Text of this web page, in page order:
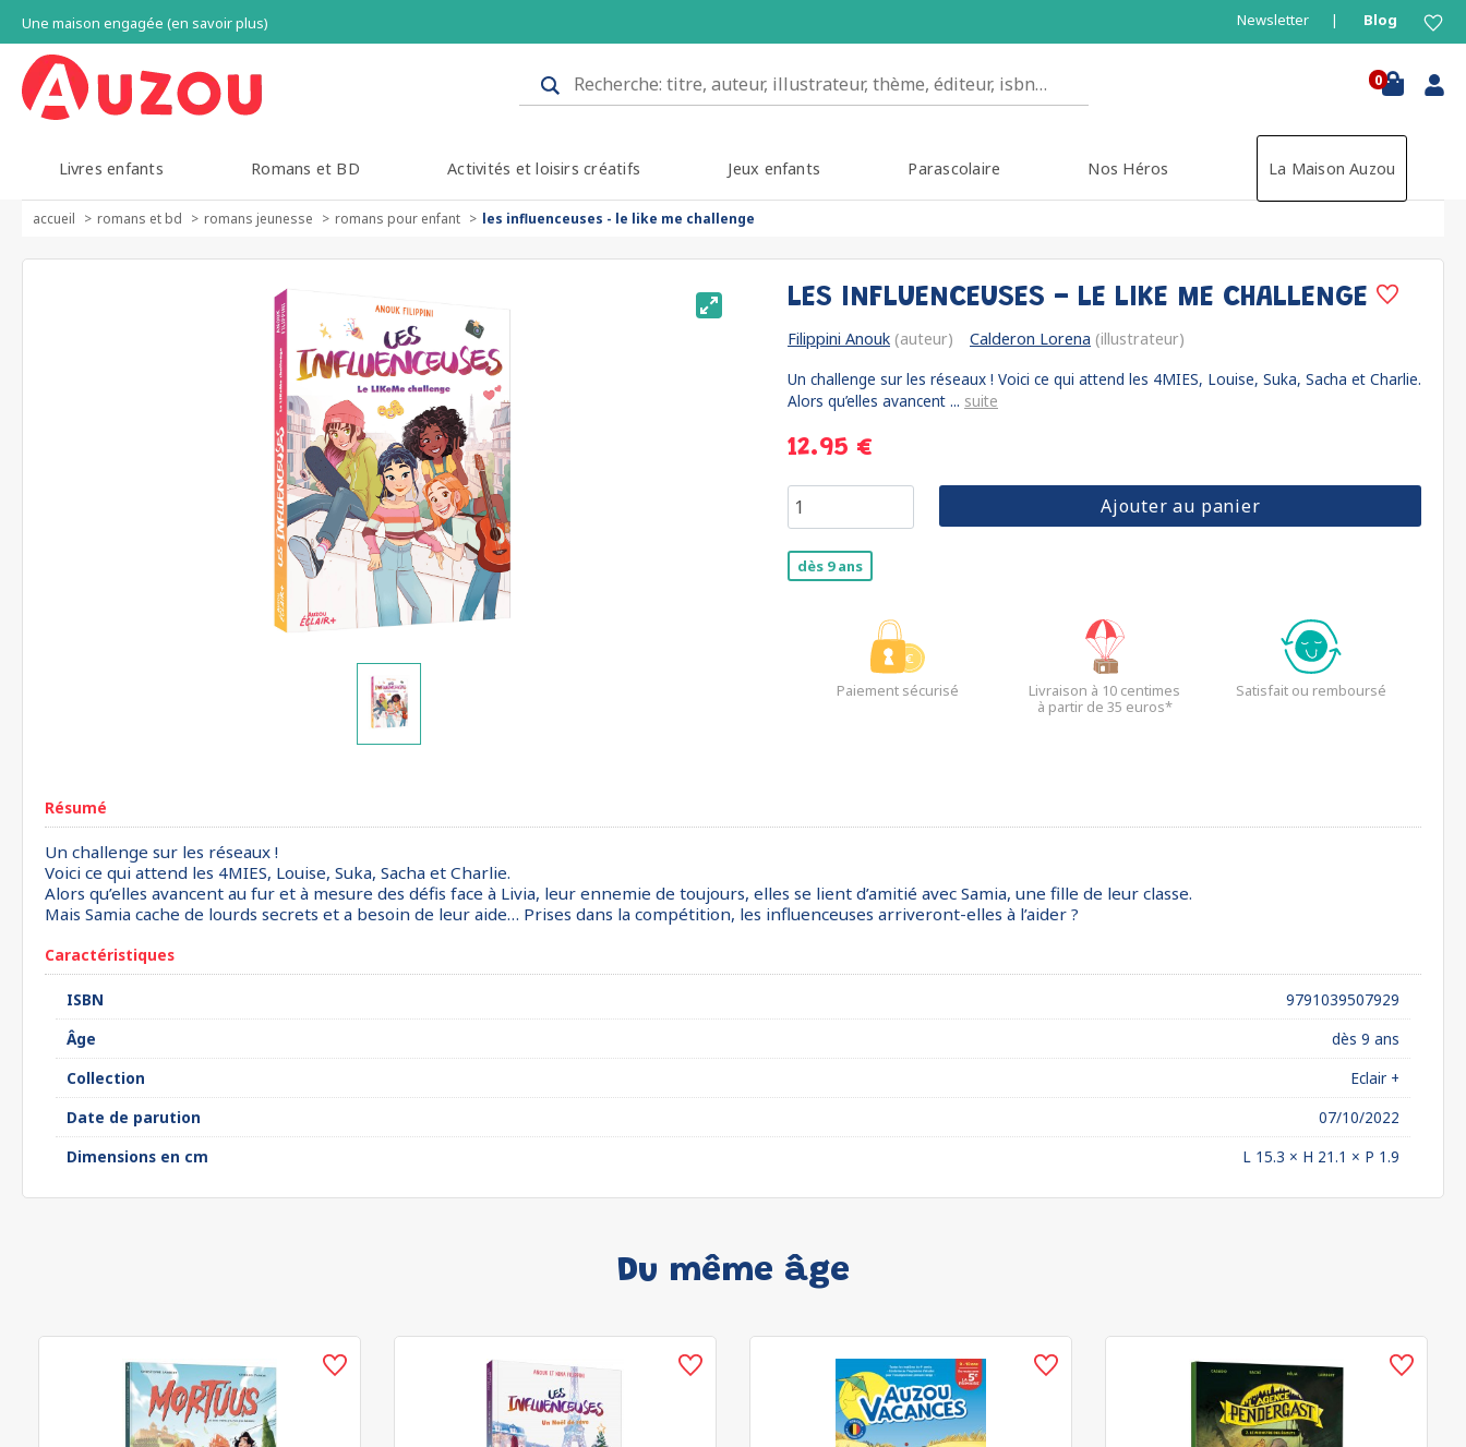
Une maison engagée (en savoir plus) Newsletter Blog
0
Livres enfants Romans et BD Activités et loisirs créatifs Jeux enfants Parascolaire Nos Héros La Maison Auzou
accueil romans et bd romans jeunesse romans pour enfant les influenceuses - le like me challenge
LES INFLUENCEUSES - LE LIKE ME CHALLENGE
Filippini Anouk (auteur) Calderon Lorena (illustrateur)
Un challenge sur les réseaux ! Voici ce qui attend les 4MIES, Louise, Suka, Sacha et Charlie.
Alors qu’elles avancent ... suite
12.95 €
Ajouter au panier
dès 9 ans
Paiement sécurisé
Livraison à 10 centimes
à partir de 35 euros*
Satisfait ou remboursé
Résumé
Un challenge sur les réseaux !
Voici ce qui attend les 4MIES, Louise, Suka, Sacha et Charlie.
Alors qu’elles avancent au fur et à mesure des défis face à Livia, leur ennemie de toujours, elles se lient d’amitié avec Samia, une fille de leur classe.
Mais Samia cache de lourds secrets et a besoin de leur aide… Prises dans la compétition, les influenceuses arriveront-elles à l’aider ?
Caractéristiques
ISBN
9791039507929
Âge
dès 9 ans
Collection
Eclair +
Date de parution
07/10/2022
Dimensions en cm
L 15.3 × H 21.1 × P 1.9
Du même âge